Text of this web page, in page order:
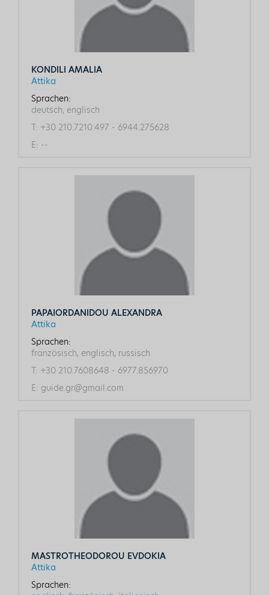
KONDILI AMALIA
Attika
Sprachen:
deutsch, englisch
T: +30 210.7210.497 - 6944.275628
E: --
PAPAIORDANIDOU ALEXANDRA
Attika
Sprachen:
französisch, englisch, russisch
T: +30 210.7608648 - 6977.856970
E: guide.gr@gmail.com
MASTROTHEODOROU EVDOKIA
Attika
Sprachen: